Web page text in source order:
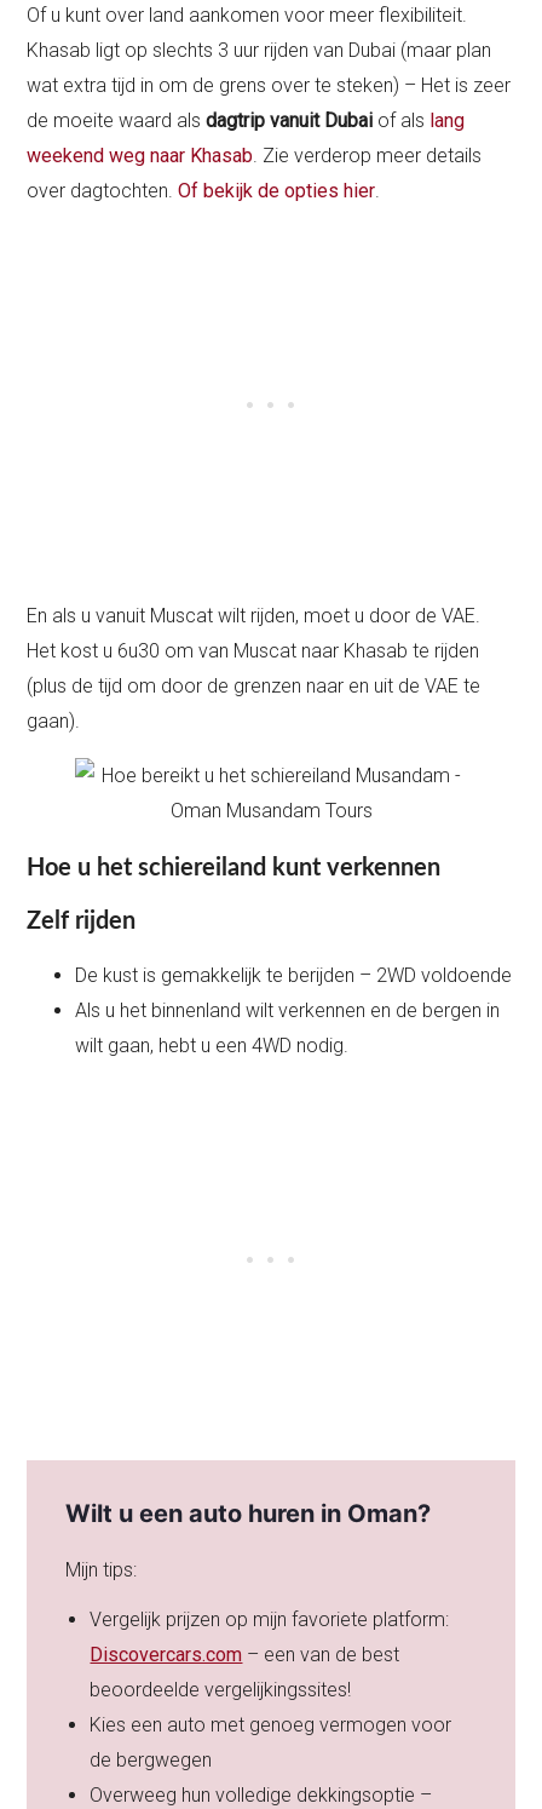
Of u kunt over land aankomen voor meer flexibiliteit.
Khasab ligt op slechts 3 uur rijden van Dubai (maar plan
wat extra tijd in om de grens over te steken) – Het is zeer
de moeite waard alsdagtrip vanuit Dubai of als lang
weekend weg naar Khasab . Zie verderop meer details
over dagtochten.Of bekijk de opties hier
En als u vanuit Muscat wilt rijden, moet u door de VAE.
Het kost u 6u30 om van Muscat naar Khasab te rijden
(plus de tijd om door de grenzen naar en uit de VAE te
gaan).
Hoe u het schiereiland kunt verkennen
Zelf rijden
De kust is gemakkelijk te berijden – 2WD voldoende
Als u het binnenland wilt verkennen en de bergen in
wilt gaan, hebt u een 4WD nodig.
Wilt u een auto huren in Oman?
Mijn tips:
Vergelijk prijzen op mijn favoriete platform:
Discovercars.com – een van de best
beoordeelde vergelijkingssites!
Kies een auto met genoeg vermogen voor
de bergwegen
Overweeg hun volledige dekkingsoptie –